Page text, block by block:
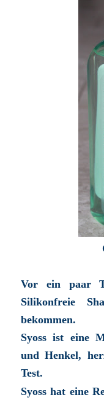
Vor ein paar
Silikonfreie
bekommen.
Syoss ist eine
und Henkel,
Test.
Syoss hat eine